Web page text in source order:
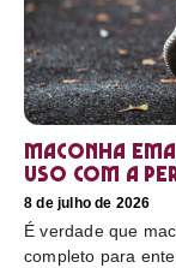
Maconha
uso com a
8 de julho de 2026
É verdade que
completo para